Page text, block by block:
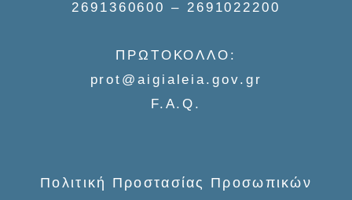
2691360600 – 2691022200
ΠΡΩΤΟΚΟΛΛΟ:
prot@aigialeia.gov.gr
F.A.Q.
Πολιτική Προστασίας Προσωπικών